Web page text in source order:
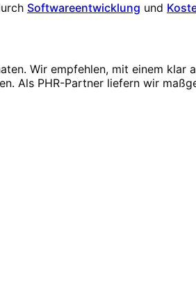
Softwareentwicklung und
Wir empfehlen, mit einem klar
Als PHR-Partner liefern wir